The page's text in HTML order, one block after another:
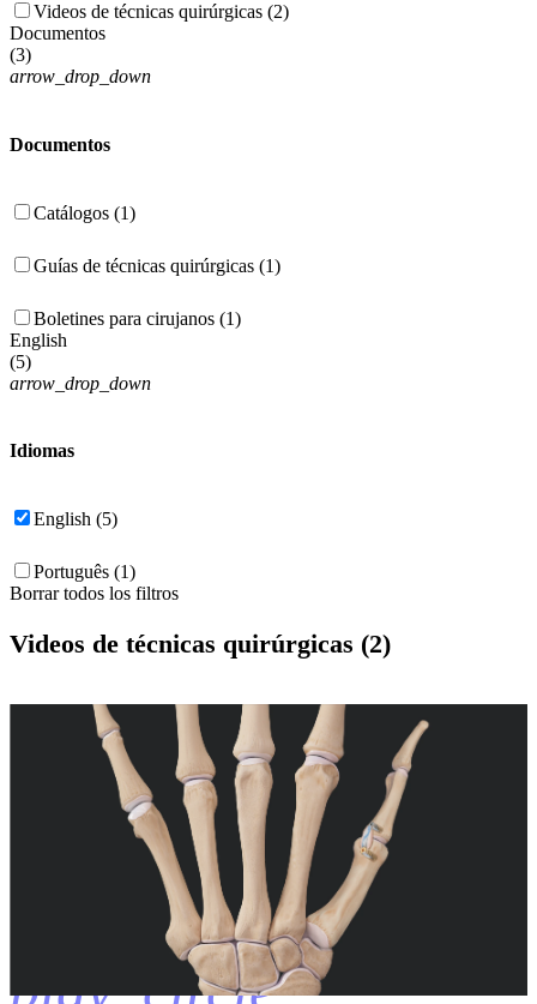
Videos de técnicas quirúrgicas (2)
Documentos
(3)
arrow_drop_down
Documentos
Catálogos (1)
Guías de técnicas quirúrgicas (1)
Boletines para cirujanos (1)
English
(5)
arrow_drop_down
Idiomas
English (5)
Português (1)
Borrar todos los filtros
Videos de técnicas quirúrgicas (2)
play_circle